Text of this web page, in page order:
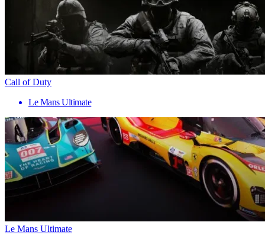
Call of Duty
Le Mans Ultimate
Le Mans Ultimate